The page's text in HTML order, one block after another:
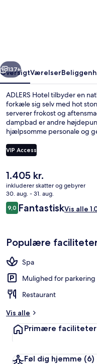
Næste
137+
OversigtVærelser
ADLERS Hotel tilbyder en
forkæle sig selv med hot
serverer frokost og
dampbad er andre
hjælpsomme personale og
VIP Access
Den
nuværende
pris
er
1.405 kr.
1.405 kr.
inkluderer skatter og gebyrer
30. aug. - 31. aug.
Anmeldelser
9,09,0 ud af 10.
FantastiskVis alle
Populære
Spa
Mulighed for parkering
Restaurant
Vis alle
Primære faciliteter
Føl dig hjemme (6)